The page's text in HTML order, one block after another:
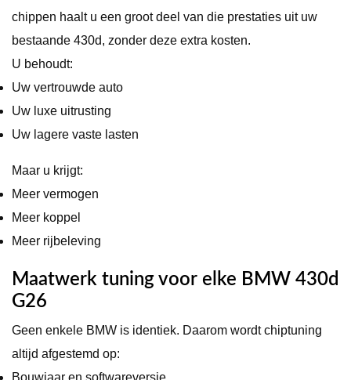
chippen haalt u een groot deel van die prestaties uit uw
bestaande 430d, zonder deze extra kosten.
U behoudt:
Uw vertrouwde auto
Uw luxe uitrusting
Uw lagere vaste lasten
Maar u krijgt:
Meer vermogen
Meer koppel
Meer rijbeleving
Maatwerk tuning voor elke BMW 430d
G26
Geen enkele BMW is identiek. Daarom wordt chiptuning
altijd afgestemd op:
Bouwjaar en softwareversie